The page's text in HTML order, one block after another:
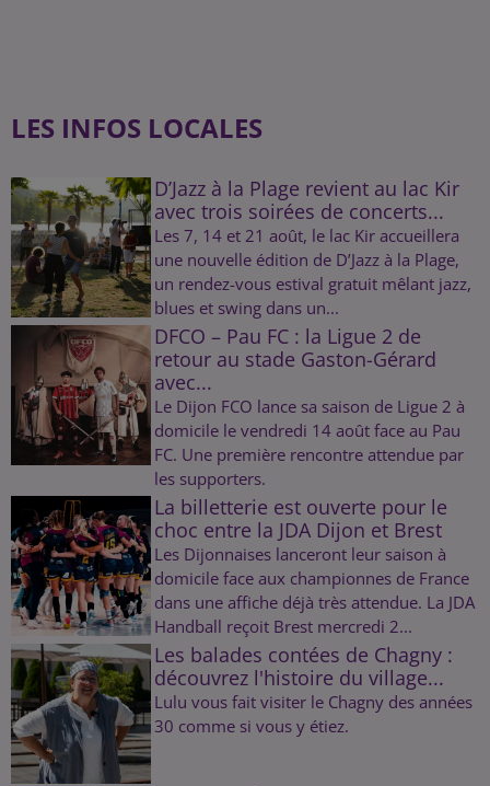
LES INFOS LOCALES
D’Jazz à la Plage revient au lac Kir
avec trois soirées de concerts...
Les 7, 14 et 21 août, le lac Kir accueillera
une nouvelle édition de D’Jazz à la Plage,
un rendez-vous estival gratuit mêlant jazz,
blues et swing dans un...
DFCO – Pau FC : la Ligue 2 de
retour au stade Gaston-Gérard
avec...
Le Dijon FCO lance sa saison de Ligue 2 à
domicile le vendredi 14 août face au Pau
FC. Une première rencontre attendue par
les supporters.
La billetterie est ouverte pour le
choc entre la JDA Dijon et Brest
Les Dijonnaises lanceront leur saison à
domicile face aux championnes de France
dans une affiche déjà très attendue. La JDA
Handball reçoit Brest mercredi 2...
Les balades contées de Chagny :
découvrez l'histoire du village...
Lulu vous fait visiter le Chagny des années
30 comme si vous y étiez.